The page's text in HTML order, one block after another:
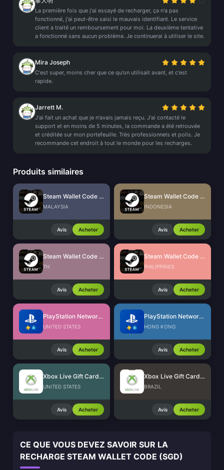
La première fois que j'ai essayé de recharger, ça n'a pas
fonctionné, j'ai peut-être saisi le mauvais identifiant. Le service
client a traité un remboursement pour moi. La deuxième tentative
a fonctionné sans aucun problème. Je continuerai à utiliser le site.
Mira Joseph
C'est super, moins cher que ce qu'on utilisait avant, et c'est
rapide.
Jarrett M.
J'ai fait un achat que je n'avais jamais reçu. J'ai contacté le
support et en moins de 5 minutes, la commande a été retrouvée
et créditée sur mon portefeuille. Très professionnels et polis. Je
recommande cet endroit à tout le monde pour les recharges.
Produits similaires
Steam Wallet Code (MYR)
MALAYSIA
Avis Acheter
Steam Wallet Code (IDR)
INDONESIA
Avis Acheter
Steam Wallet Code (THB)
TH
Avis Acheter
Steam Wallet Code (PHP)
PHILIPPINES
Avis Acheter
PlayStation Network Card (US)
UNITED STATES
Avis Acheter
PlayStation Network Card (HK)
HONG KONG
Avis Acheter
Xbox Live Gift Card (US)
UNITED STATES
Avis Acheter
Xbox Live Gift Card (BR)
BRAZIL
Avis Acheter
CE QUE VOUS DEVEZ SAVOIR SUR LA
RECHARGE STEAM WALLET CODE (SGD)